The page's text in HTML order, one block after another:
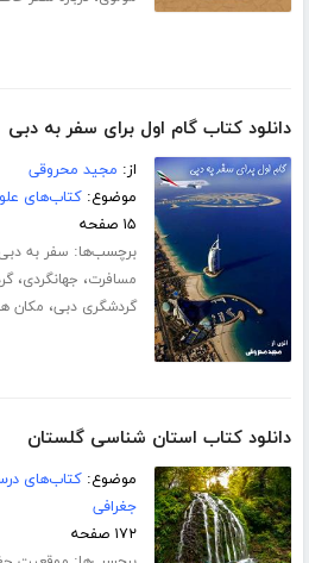
دانلود کتاب گام اول برای سفر به دبی
از: مجید محروقی
موضوع:کتاب‌های
۱۵ صفحه
برچسب‌ها: سفر به
مسافرت، جهانگردی،
گردشگری دبی، مکان
دانلود کتاب استان شناسی گلستان
موضوع:کتاب‌های
جغرافی
۱۷۲ صفحه